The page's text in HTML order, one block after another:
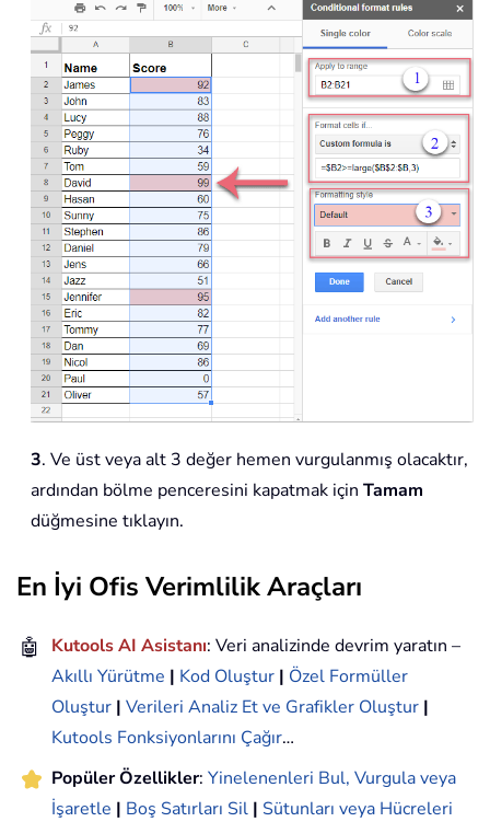
3. Ve üst veya alt 3 değer hemen vurgulanmış olacaktır,
ardından bölme penceresini kapatmak için Tamam
düğmesine tıklayın.
En İyi Ofis Verimlilik Araçları
🤖 Kutools AI Asistanı: Veri analizinde devrim yaratın –
Akıllı Yürütme | Kod Oluştur | Özel Formüller
Oluştur | Verileri Analiz Et ve Grafikler Oluştur |
Kutools Fonksiyonlarını Çağır…
Popüler Özellikler: Yinelenenleri Bul, Vurgula veya
İşaretle | Boş Satırları Sil | Sütunları veya Hücreleri